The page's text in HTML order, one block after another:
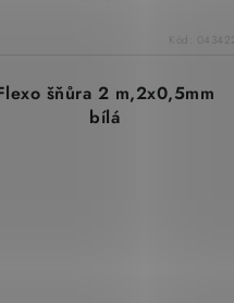
Kód: 043422
šňůra 2 m,2x0,5mm
bílá